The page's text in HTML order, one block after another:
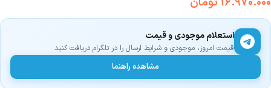
استعلام موجودی و قیمت
قیمت امروز، موجودی و شرایط ارسال را در تلگرام دریافت کنید
مشاهده راهنما